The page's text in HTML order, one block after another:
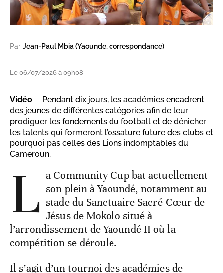
Par Jean-Paul Mbia (Yaounde, correspondance)
Le 06/07/2026 à 09h08
Vidéo
Pendant dix jours, les académies encadrent
des jeunes de différentes catégories afin de leur
prodiguer les fondements du football et de dénicher
les talents qui formeront l’ossature future des clubs et
pourquoi pas celles des Lions indomptables du
Cameroun.
L a Community Cup bat actuellement
son plein à Yaoundé, notamment au
stade du Sanctuaire Sacré-Cœur de
Jésus de Mokolo situé à
l’arrondissement de Yaoundé II où la
compétition se déroule.
Il s’agit d’un tournoi des académies de